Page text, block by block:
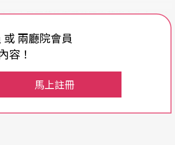
十月開幕的衛武營國家藝術文化中心納
，分析面向除了去年報告已呈現的新場館
一場次購票會員人數及購票會員總人
本文主要探討去年未討論議題。特別說
年曾購票的兩廳院售票系統會員，未包
兩廳院會員
容！
馬上註冊